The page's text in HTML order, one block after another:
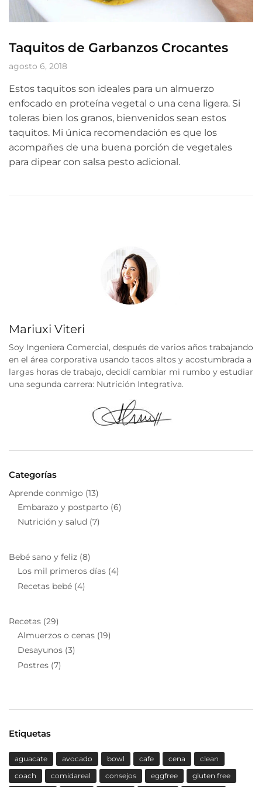
Taquitos de Garbanzos Crocantes
agosto 6, 2018
Estos taquitos son ideales para un almuerzo
enfocado en proteína vegetal o una cena ligera. Si
toleras bien los granos, bienvenidos sean estos
taquitos. Mi única recomendación es que los
acompañes de una buena porción de vegetales
para dipear con salsa pesto adicional.
Mariuxi Viteri
Soy Ingeniera Comercial, después de varios años trabajando
en el área corporativa usando tacos altos y acostumbrada a
largas horas de trabajo, decidí cambiar mi rumbo y estudiar
una segunda carrera: Nutrición Integrativa.
Categorías
Aprende conmigo (13)
Embarazo y postparto (6)
Nutrición y salud (7)
Bebé sano y feliz (8)
Los mil primeros días (4)
Recetas bebé (4)
Recetas (29)
Almuerzos o cenas (19)
Desayunos (3)
Postres (7)
Etiquetas
aguacate avocado bowl cafe cena
clean
coach
comidareal consejos eggfree gluten free